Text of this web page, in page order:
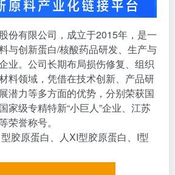
份有限公司，成立于2015年，是一
与创新蛋白/核酸药品研发、生产与
业。公司长期布局损伤修复、组织
料领域，凭借在技术创新、产品研
潜力等多方面的优势，分别荣获国
家级专精特新“小巨人”企业、江苏
荣誉称号。
胶原蛋白、人XI型胶原蛋白、I型